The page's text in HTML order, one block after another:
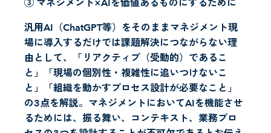
③ マネジメント×AIを価値あるものにするために
汎用AI（ChatGPT等）をそのままマネジメント現
場に導入するだけでは課題解決につながらない理
由として、「リアクティブ（受動的）であるこ
と」「現場の個別性・複雑性に追いつけないこ
と」「組織を動かすプロセス設計が必要なこと」
の3点を解説。マネジメントにおいてAIを機能させ
るためには、振る舞い、コンテキスト、業務プロ